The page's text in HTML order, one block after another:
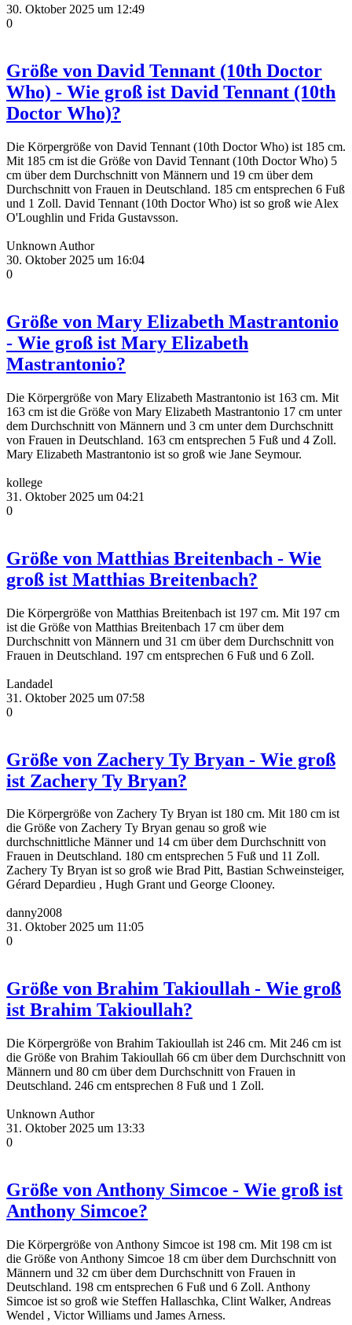
30. Oktober 2025 um 12:49
0
Größe von David Tennant (10th Doctor
Who) - Wie groß ist David Tennant (10th
Doctor Who)?
Die Körpergröße von David Tennant (10th Doctor Who) ist 185 cm.
Mit 185 cm ist die Größe von David Tennant (10th Doctor Who) 5
cm über dem Durchschnitt von Männern und 19 cm über dem
Durchschnitt von Frauen in Deutschland. 185 cm entsprechen 6 Fuß
und 1 Zoll. David Tennant (10th Doctor Who) ist so groß wie Alex
O'Loughlin und Frida Gustavsson.
Unknown Author
30. Oktober 2025 um 16:04
0
Größe von Mary Elizabeth Mastrantonio
- Wie groß ist Mary Elizabeth
Mastrantonio?
Die Körpergröße von Mary Elizabeth Mastrantonio ist 163 cm. Mit
163 cm ist die Größe von Mary Elizabeth Mastrantonio 17 cm unter
dem Durchschnitt von Männern und 3 cm unter dem Durchschnitt
von Frauen in Deutschland. 163 cm entsprechen 5 Fuß und 4 Zoll.
Mary Elizabeth Mastrantonio ist so groß wie Jane Seymour.
kollege
31. Oktober 2025 um 04:21
0
Größe von Matthias Breitenbach - Wie
groß ist Matthias Breitenbach?
Die Körpergröße von Matthias Breitenbach ist 197 cm. Mit 197 cm
ist die Größe von Matthias Breitenbach 17 cm über dem
Durchschnitt von Männern und 31 cm über dem Durchschnitt von
Frauen in Deutschland. 197 cm entsprechen 6 Fuß und 6 Zoll.
Landadel
31. Oktober 2025 um 07:58
0
Größe von Zachery Ty Bryan - Wie groß
ist Zachery Ty Bryan?
Die Körpergröße von Zachery Ty Bryan ist 180 cm. Mit 180 cm ist
die Größe von Zachery Ty Bryan genau so groß wie
durchschnittliche Männer und 14 cm über dem Durchschnitt von
Frauen in Deutschland. 180 cm entsprechen 5 Fuß und 11 Zoll.
Zachery Ty Bryan ist so groß wie Brad Pitt, Bastian Schweinsteiger,
Gérard Depardieu , Hugh Grant und George Clooney.
danny2008
31. Oktober 2025 um 11:05
0
Größe von Brahim Takioullah - Wie groß
ist Brahim Takioullah?
Die Körpergröße von Brahim Takioullah ist 246 cm. Mit 246 cm ist
die Größe von Brahim Takioullah 66 cm über dem Durchschnitt von
Männern und 80 cm über dem Durchschnitt von Frauen in
Deutschland. 246 cm entsprechen 8 Fuß und 1 Zoll.
Unknown Author
31. Oktober 2025 um 13:33
0
Größe von Anthony Simcoe - Wie groß ist
Anthony Simcoe?
Die Körpergröße von Anthony Simcoe ist 198 cm. Mit 198 cm ist
die Größe von Anthony Simcoe 18 cm über dem Durchschnitt von
Männern und 32 cm über dem Durchschnitt von Frauen in
Deutschland. 198 cm entsprechen 6 Fuß und 6 Zoll. Anthony
Simcoe ist so groß wie Steffen Hallaschka, Clint Walker, Andreas
Wendel , Victor Williams und James Arness.